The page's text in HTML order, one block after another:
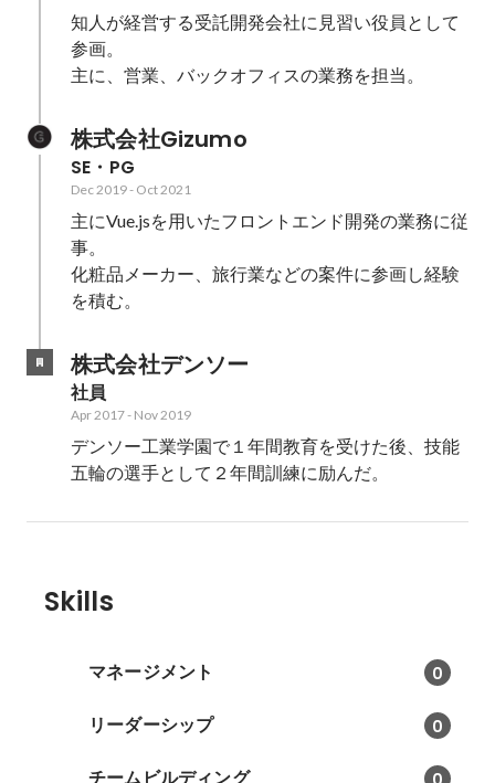
知人が経営する受託開発会社に見習い役員として
参画。
主に、営業、バックオフィスの業務を担当。
株式会社Gizumo
SE・PG
Dec 2019- Oct 2021
主にVue.jsを用いたフロントエンド開発の業務に従
事。
化粧品メーカー、旅行業などの案件に参画し経験
を積む。
株式会社デンソー
社員
Apr 2017- Nov 2019
デンソー工業学園で１年間教育を受けた後、技能
五輪の選手として２年間訓練に励んだ。
Skills
マネージメント 0
リーダーシップ 0